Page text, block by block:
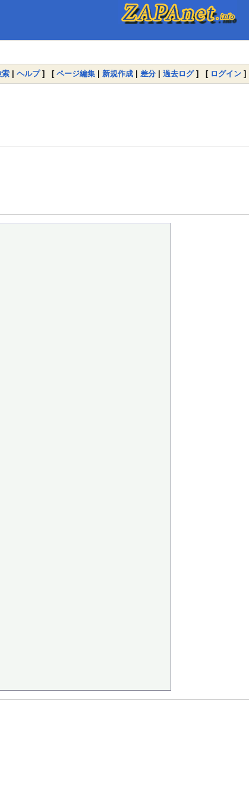
索 | ヘルプ] [ ページ編集 | 新規作成 | 差分 | 過去ログ] [ ログイン ]